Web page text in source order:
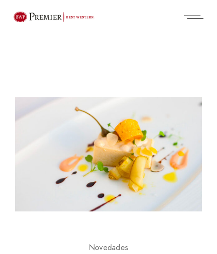
Novedades